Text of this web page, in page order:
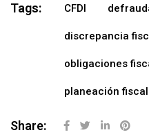
Tags: CFDI
discrepancia
obligaciones
planeación fiscal
Share: